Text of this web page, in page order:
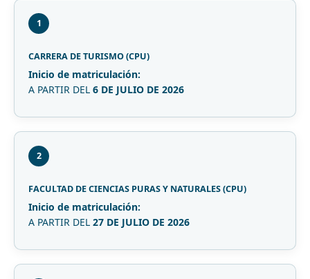
1
CARRERA DE TURISMO (CPU)
Inicio de matriculación:
A PARTIR DEL 6 DE JULIO DE 2026
2
FACULTAD DE CIENCIAS PURAS Y NATURALES (CPU)
Inicio de matriculación:
A PARTIR DEL 27 DE JULIO DE 2026